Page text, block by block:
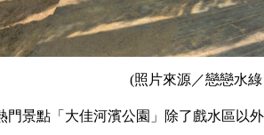
(照片來源／戀戀水
門景點「大佳河濱公園」除了戲水區以